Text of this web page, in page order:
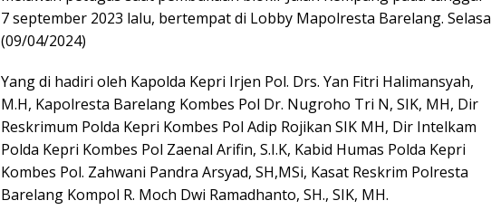
7 september 2023 lalu, bertempat di Lobby Mapolresta Barelang. Selasa
(09/04/2024)
Yang di hadiri oleh Kapolda Kepri Irjen Pol. Drs. Yan Fitri Halimansyah,
M.H, Kapolresta Barelang Kombes Pol Dr. Nugroho Tri N, SIK, MH, Dir
Reskrimum Polda Kepri Kombes Pol Adip Rojikan SIK MH, Dir Intelkam
Polda Kepri Kombes Pol Zaenal Arifin, S.I.K, Kabid Humas Polda Kepri
Kombes Pol. Zahwani Pandra Arsyad, SH,MSi, Kasat Reskrim Polresta
Barelang Kompol R. Moch Dwi Ramadhanto, SH., SIK, MH.